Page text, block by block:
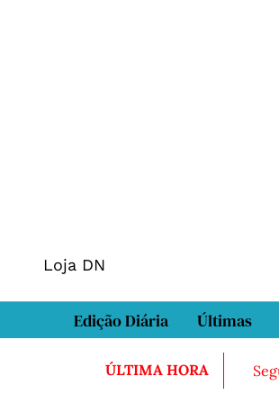
Loja DN
Edição Diária Últimas
ÚLTIMA HORA